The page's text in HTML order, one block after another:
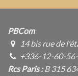
PBCom
14 bis rue de
+336-12-60-
Rcs Paris :B 315